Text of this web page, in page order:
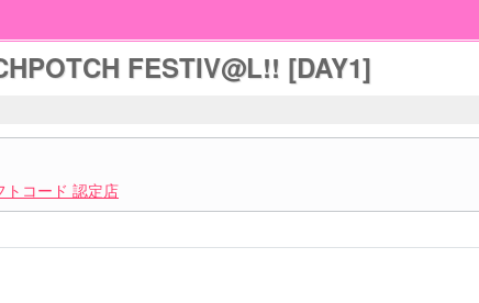
FESTIV@L!! [DAY1]
トコード 認定店